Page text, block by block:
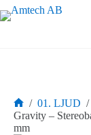
Hoppa
till
Hem
/ 01. LJUD /
Gravity –
mm